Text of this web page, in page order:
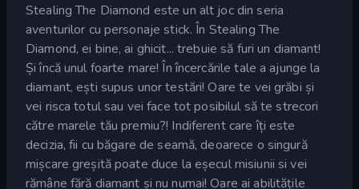
Stealing The Diamond este un alt joc din seria
aventurilor cu personaje stick. În Stealing The
Diamond, ei bine, ai ghicit... trebuie să furi un diamant!
Și încă unul foarte mare! În încercările tale a ajunge la
diamant, ești supus unor testări! Oare te vei grăbi și
vei risca totul sau vei face tot posibilul să te strecori
către marele tău premiu?! Indiferent care îți este
decizia, fii cu băgare de seamă, deoarece o singură
mișcare greșită poate duce la eșecul misiunii si vei
rămâne fără diamant și nu numai! Oare ai abilitățile